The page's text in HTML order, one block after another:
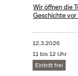
Wir öffnen die
Geschichte
12.3.2026
11 bis 12 Uhr
Eintritt frei